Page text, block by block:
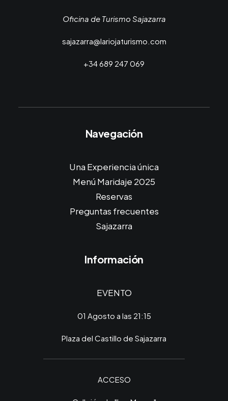
Oficina de Turismo Sajazarra
sajazarra@lariojaturismo.com
+34 689 247 069
Navegación
Una Experiencia única
Menú Maridaje 2025
Reservas
Preguntas frecuentes
Sajazarra
Información
EVENTO
01 Agosto a las 21:15
Plaza del Castillo de Sajazarra
ACCESO